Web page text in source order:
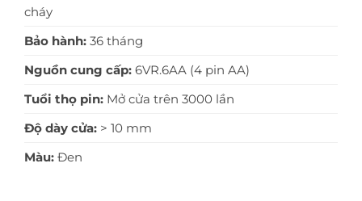
cháy
Bảo hành: 36 tháng
Nguồn cung cấp: 6VR.6AA (4 pin AA)
Tuổi thọ pin: Mở cửa trên 3000 lần
Độ dày cửa: > 10 mm
Màu: Đen